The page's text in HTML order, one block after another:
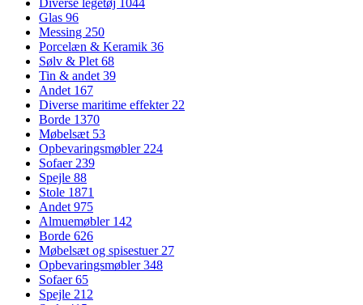
Diverse legetøj 1044
Glas 96
Messing 250
Porcelæn & Keramik 36
Sølv & Plet68
Tin & andet39
Andet 167
Diverse maritime effekter22
Borde 1370
Møbelsæt 53
Opbevaringsmøbler224
Sofaer239
Spejle 88
Stole 1871
Andet975
Almuemøbler 142
Borde 626
Møbelsæt og spisestuer27
Opbevaringsmøbler348
Sofaer65
Spejle 212